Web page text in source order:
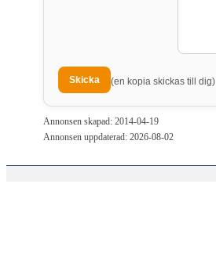
(en kopia skickas till dig)
Annonsen skapad: 2014-04-19
Annonsen uppdaterad: 2026-08-02